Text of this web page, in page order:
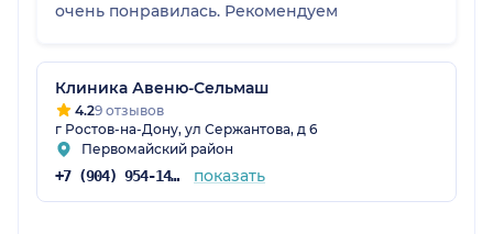
очень понравилась. Рекомендуем
Клиника Авеню-Сельмаш
4.29 отзывов
г Ростов-на-Дону, ул Сержантова, д 6
Первомайский район
+7 (904) 954-14-39 показать